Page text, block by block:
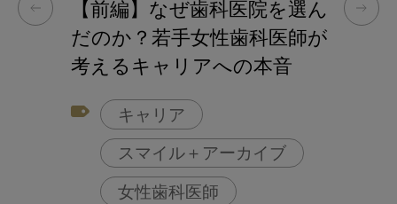
【前編】なぜ歯科医院を選ん
だのか？若手女性歯科医師が
考えるキャリアへの本音
キャリア
スマイル＋アーカイブ
女性歯科医師